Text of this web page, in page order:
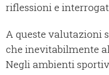
riflessioni e
A queste valutazioni
che inevitabilmente
Negli ambienti